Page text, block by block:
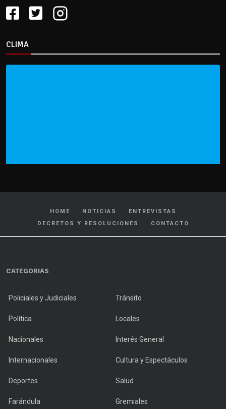
CLIMA
HOME NOTICIAS
ENTREVISTAS
DECRETOS Y RESOLUCIONES
CONTACTO
CATEGORIAS
Policiales y Judiciales Tránsito
Política Locales
Nacionales Interés General
Internacionales Cultura y Espectáculos
Deportes Salud
Farándula Gremiales